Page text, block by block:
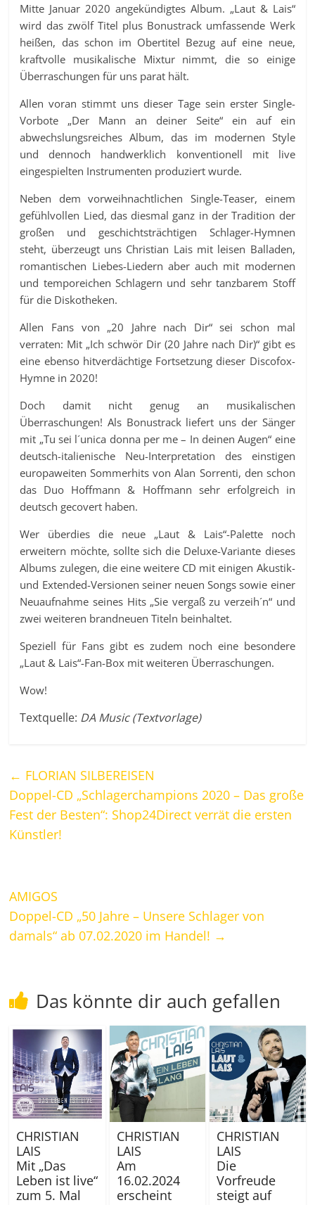
Mitte Januar 2020 angekündigtes Album. „Laut & Lais“
wird das zwölf Titel plus Bonustrack umfassende Werk
heißen, das schon im Obertitel Bezug auf eine neue,
kraftvolle musikalische Mixtur nimmt, die so einige
Überraschungen für uns parat hält.
Allen voran stimmt uns dieser Tage sein erster Single-
Vorbote „Der Mann an deiner Seite“ ein auf ein
abwechslungsreiches Album, das im modernen Style
und dennoch handwerklich konventionell mit live
eingespielten Instrumenten produziert wurde.
Neben dem vorweihnachtlichen Single-Teaser, einem
gefühlvollen Lied, das diesmal ganz in der Tradition der
großen und geschichtsträchtigen Schlager-Hymnen
steht, überzeugt uns Christian Lais mit leisen Balladen,
romantischen Liebes-Liedern aber auch mit modernen
und temporeichen Schlagern und sehr tanzbarem Stoff
für die Diskotheken.
Allen Fans von „20 Jahre nach Dir“ sei schon mal
verraten: Mit „Ich schwör Dir (20 Jahre nach Dir)“ gibt es
eine ebenso hitverdächtige Fortsetzung dieser Discofox-
Hymne in 2020!
Doch damit nicht genug an musikalischen
Überraschungen! Als Bonustrack liefert uns der Sänger
mit „Tu sei l´unica donna per me – In deinen Augen“ eine
deutsch-italienische Neu-Interpretation des einstigen
europaweiten Sommerhits von Alan Sorrenti, den schon
das Duo Hoffmann & Hoffmann sehr erfolgreich in
deutsch gecovert haben.
Wer überdies die neue „Laut & Lais“-Palette noch
erweitern möchte, sollte sich die Deluxe-Variante dieses
Albums zulegen, die eine weitere CD mit einigen Akustik-
und Extended-Versionen seiner neuen Songs sowie einer
Neuaufnahme seines Hits „Sie vergaß zu verzeih´n“ und
zwei weiteren brandneuen Titeln beinhaltet.
Speziell für Fans gibt es zudem noch eine besondere
„Laut & Lais“-Fan-Box mit weiteren Überraschungen.
Wow!
Textquelle: DA Music (Textvorlage)
← FLORIAN SILBEREISEN
Doppel-CD „Schlagerchampions 2020 – Das große
Fest der Besten“: Shop24Direct verrät die ersten
Künstler!
AMIGOS
Doppel-CD „50 Jahre – Unsere Schlager von
damals“ ab 07.02.2020 im Handel! →
Das könnte dir auch gefallen
CHRISTIAN
LAIS
Mit „Das
Leben ist live“
zum 5. Mal
CHRISTIAN
LAIS
Am
16.02.2024
erscheint
CHRISTIAN
LAIS
Die
Vorfreude
steigt auf